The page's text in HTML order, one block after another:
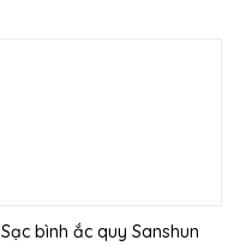
Sạc bình ắc quy Sanshun